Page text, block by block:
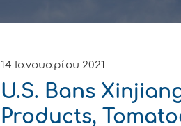
14 Ιανουαρίου 2021
U.S. Bans
Products,